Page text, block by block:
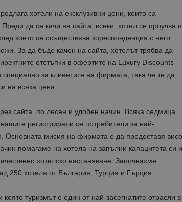
хотели на ексклузивни цени, които са
да се качи на сайта, всеки хотел се проучва
което се осъществява кореспонденция с него
За да бъде качен на сайта, хотелът трябва да
отстъпки в офертите на Luxury Discounts
за клиентите на фирмата, така че те да
на всяка цена.
сайтa по лесен и удобен начин. Всяка седмица
регистрирали се потребители за най-
мисия на фирмата е да предоставя
помагаме на хотела на запълни капацитета си и
хотелско настаняване. Започнахме
250 хотела от България, Турция и Гърция.
туризмът е един от най-засегнатите отрасли в